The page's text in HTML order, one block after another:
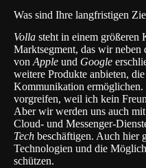
Was sind Ihre langfristigen
Volla steht in einem größeren
Marktsegment, das wir neben
vonApple und Google
weitere Produkte anbieten,
Kommunikation
vorgreifen, weil ich kein
Aber wir werden uns auch
Cloud- und Messenger-
Tech beschäftigen. Auch hier
Technologien und die
schützen.